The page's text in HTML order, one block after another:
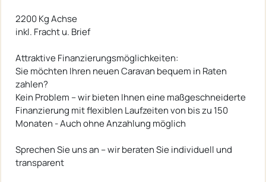
2200 Kg Achse
inkl. Fracht u. Brief
Attraktive Finanzierungsmöglichkeiten:
Sie möchten Ihren neuen Caravan bequem in Raten
zahlen?
Kein Problem – wir bieten Ihnen eine maßgeschneiderte
Finanzierung mit flexiblen Laufzeiten von bis zu 150
Monaten - Auch ohne Anzahlung möglich
Sprechen Sie uns an – wir beraten Sie individuell und
transparent